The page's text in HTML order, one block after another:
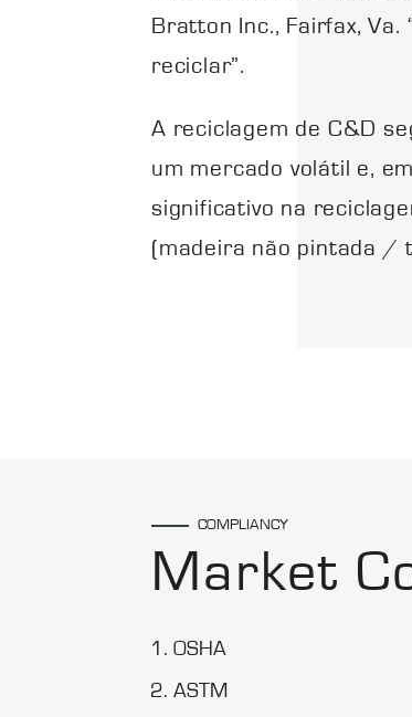
Bratton Inc., Fairfax,
reciclar”.
A reciclagem de C&D
um mercado volátil e,
significativo na
(madeira não pintada /
COMPLIANCY
Market
OSHA
ASTM